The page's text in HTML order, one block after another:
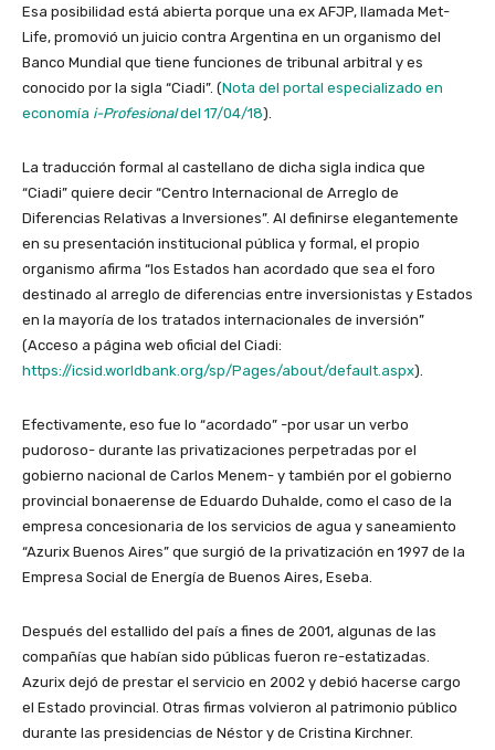
Esa posibilidad está abierta porque una ex AFJP, llamada Met-
Life, promovió un juicio contra Argentina en un organismo del
Banco Mundial que tiene funciones de tribunal arbitral y es
conocido por la sigla “Ciadi”. (Nota del portal especializado en
economía i-Profesionaldel 17/04/18).
La traducción formal al castellano de dicha sigla indica que
“Ciadi” quiere decir “Centro Internacional de Arreglo de
Diferencias Relativas a Inversiones”. Al definirse elegantemente
en su presentación institucional pública y formal, el propio
organismo afirma “los Estados han acordado que sea el foro
destinado al arreglo de diferencias entre inversionistas y Estados
en la mayoría de los tratados internacionales de inversión”
(Acceso a página web oficial del Ciadi:
https://icsid.worldbank.org/sp/Pages/about/default.aspx).
Efectivamente, eso fue lo “acordado” -por usar un verbo
pudoroso- durante las privatizaciones perpetradas por el
gobierno nacional de Carlos Menem- y también por el gobierno
provincial bonaerense de Eduardo Duhalde, como el caso de la
empresa concesionaria de los servicios de agua y saneamiento
“Azurix Buenos Aires” que surgió de la privatización en 1997 de la
Empresa Social de Energía de Buenos Aires, Eseba.
Después del estallido del país a fines de 2001, algunas de las
compañías que habían sido públicas fueron re-estatizadas.
Azurix dejó de prestar el servicio en 2002 y debió hacerse cargo
el Estado provincial. Otras firmas volvieron al patrimonio público
durante las presidencias de Néstor y de Cristina Kirchner.